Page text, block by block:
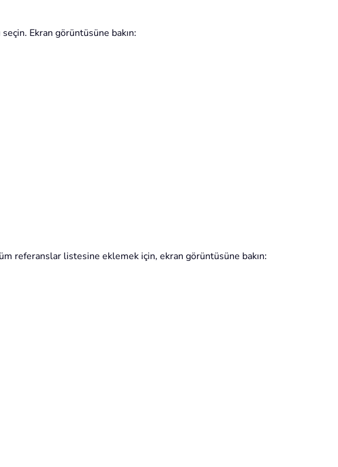
Ekran görüntüsüne bakın:
referanslar listesine eklemek için, ekran görüntüsüne bakın: